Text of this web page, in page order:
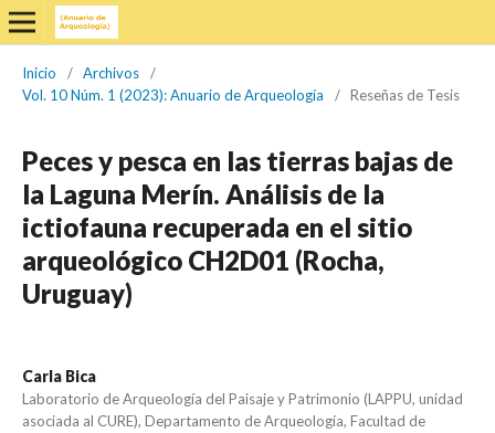
Inicio / Archivos
/
Vol. 10 Núm. 1 (2023): Anuario de Arqueología
/ Reseñas de Tesis
Peces y pesca en las tierras bajas de
la Laguna Merín. Análisis de la
ictiofauna recuperada en el sitio
arqueológico CH2D01 (Rocha,
Uruguay)
Carla Bica
Laboratorio de Arqueología del Paisaje y Patrimonio (LAPPU, unidad
asociada al CURE), Departamento de Arqueología, Facultad de